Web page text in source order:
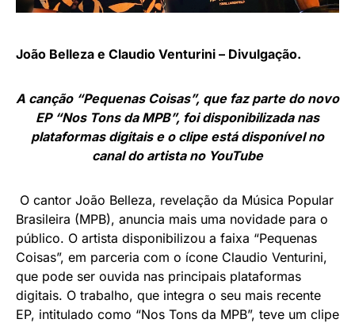
João Belleza e Claudio Venturini – Divulgação.
A canção “Pequenas Coisas”, que faz parte do novo
EP “Nos Tons da MPB”, foi disponibilizada nas
plataformas digitais e o clipe está disponível no
canal do artista no YouTube
O cantor João Belleza, revelação da Música Popular
Brasileira (MPB), anuncia mais uma novidade para o
público. O artista disponibilizou a faixa “Pequenas
Coisas”, em parceria com o ícone Claudio Venturini,
que pode ser ouvida nas principais plataformas
digitais. O trabalho, que integra o seu mais recente
EP, intitulado como “Nos Tons da MPB”, teve um clipe